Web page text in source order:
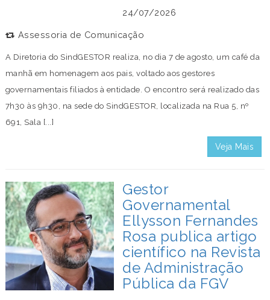
24/07/2026
Assessoria de Comunicação
A Diretoria do SindGESTOR realiza, no dia 7 de agosto, um café da
manhã em homenagem aos pais, voltado aos gestores
governamentais filiados à entidade. O encontro será realizado das
7h30 às 9h30, na sede do SindGESTOR, localizada na Rua 5, nº
691, Sala [...]
Veja Mais
Gestor
Governamental
Ellysson Fernandes
Rosa publica artigo
científico na Revista
de Administração
Pública da FGV